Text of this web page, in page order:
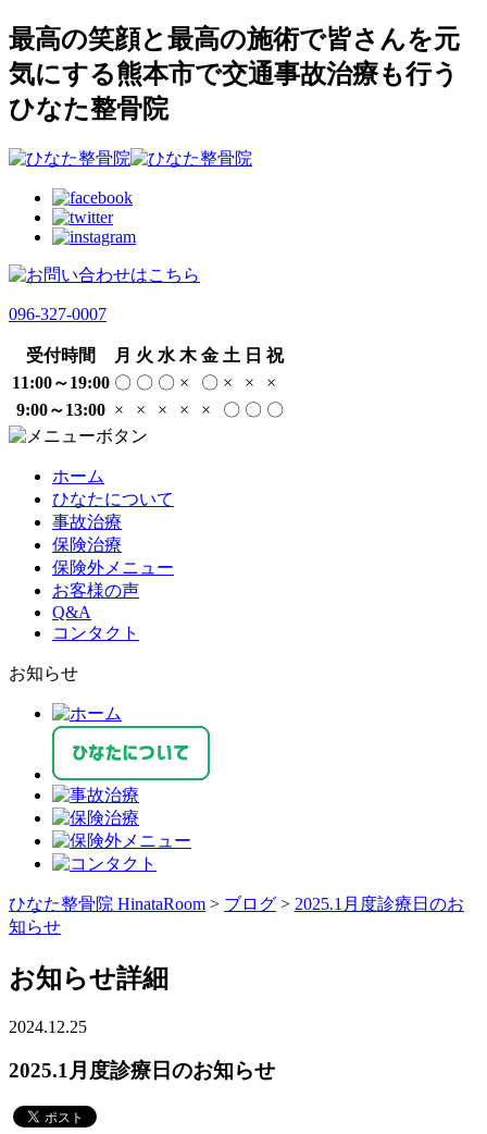
最高の笑顔と最高の施術で皆さんを元
気にする熊本市で交通事故治療も行う
ひなた整骨院
096-327-0007
受付時間 月 火 水 木 金 土 日 祝
11:00～19:00 〇 〇 〇 × 〇 × ×
×
9:00～13:00 × × × × × 〇 〇 〇
ホーム
ひなたについて
事故治療
保険治療
保険外メニュー
お客様の声
Q&A
コンタクト
お知らせ
ひなた整骨院 HinataRoom > ブログ > 2025.1月度診療日のお
知らせ
お知らせ詳細
2024.12.25
2025.1月度診療日のお知らせ